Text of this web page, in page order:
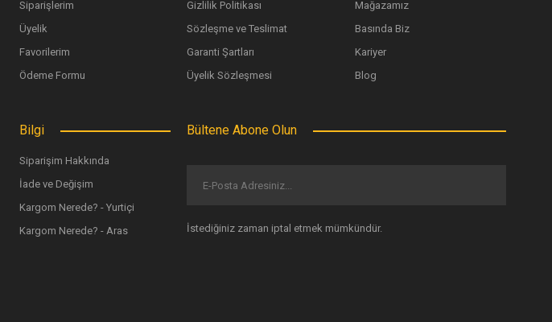
Gönder
Siparişlerim
Üyelik
Favorilerim
Ödeme Formu
Gizlilik Politikası
Sözleşme ve Teslimat
Garanti Şartları
Üyelik Sözleşmesi
Mağazamız
Basında Biz
Kariyer
Blog
Bilgi
Siparişim Hakkında
İade ve Değişim
Kargom Nerede? - Yurtiçi
Kargom Nerede? - Aras
Bültene Abone Olun
İstediğiniz zaman iptal etmek mümkündür.